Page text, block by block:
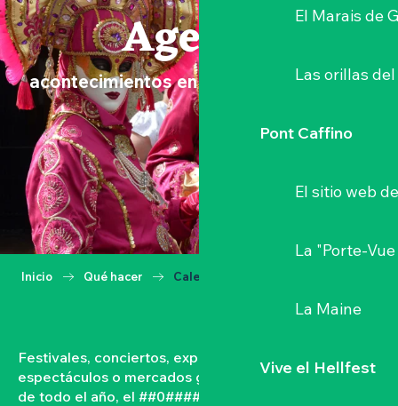
El Marais de
Las orillas
Pont Caffino
El sitio web
La "Porte-Vue
La Maine
Vive el Hellfest
Agenda
acontecimientos en el Vignoble Nantais
Inicio Qué hacer Calendario
Festivales, conciertos, exposiciones, vendimias,
espectáculos o mercados gastronómicos… A lo largo
de todo el año, el ##0#### vive con acontecimientos